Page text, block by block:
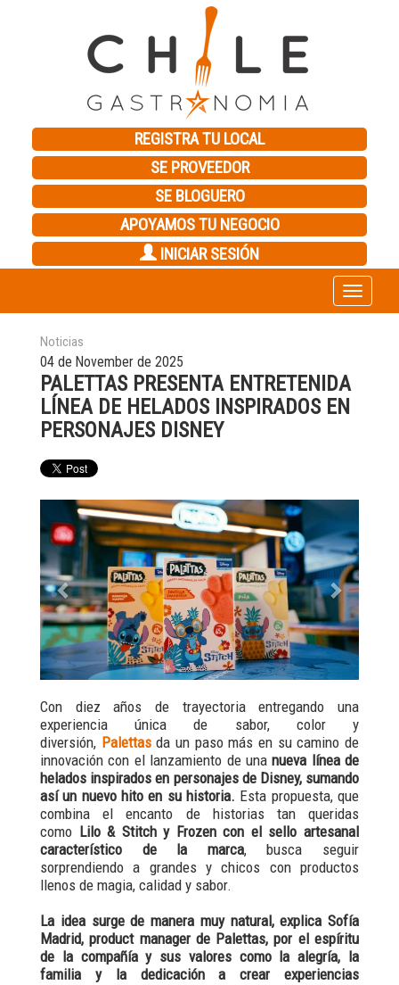
REGISTRA TU LOCAL
SE PROVEEDOR
SE BLOGUERO
APOYAMOS TU NEGOCIO
INICIAR SESIÓN
Toggle
navigation
Noticias
04 de November de 2025
PALETTAS PRESENTA ENTRETENIDA
LÍNEA DE HELADOS INSPIRADOS EN
PERSONAJES DISNEY
Previous Next
Con diez años de trayectoria entregando una
experiencia única de sabor, color y
diversión, Palettasda un paso más en su camino de
innovación con el lanzamiento de unanueva línea de
helados inspirados en personajes de Disney, sumando
así un nuevo hito en su historia. Esta propuesta, que
combina el encanto de historias tan queridas
como Lilo & Stitch y Frozen con el sello artesanal
característico de la marca, busca seguir
sorprendiendo a grandes y chicos con productos
llenos de magia, calidad y sabor.
La idea surge de manera muy natural, explica Sofía
Madrid, product manager de Palettas, por el espíritu
de la compañía y sus valores como la alegría, la
familia y la dedicación a crear experiencias